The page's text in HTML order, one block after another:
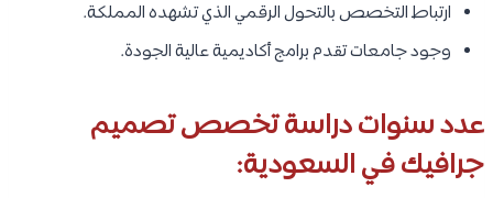
ارتباط التخصص بالتحول الرقمي الذي تشهده المملكة.
وجود جامعات تقدم برامج أكاديمية عالية الجودة.
عدد سنوات دراسة تخصص تصميم
جرافيك في السعودية: